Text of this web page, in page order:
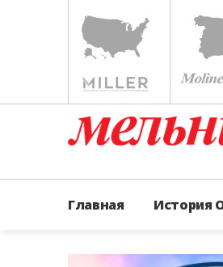
Главная История